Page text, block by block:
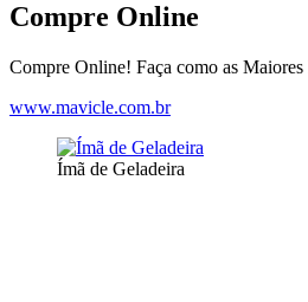
Compre Online
Compre Online! Faça como as
www.mavicle.com.br
Ímã de Geladeira